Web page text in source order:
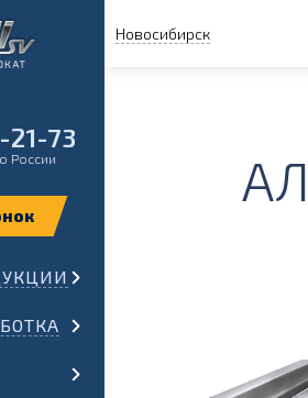
Новосибирск
21-73
России